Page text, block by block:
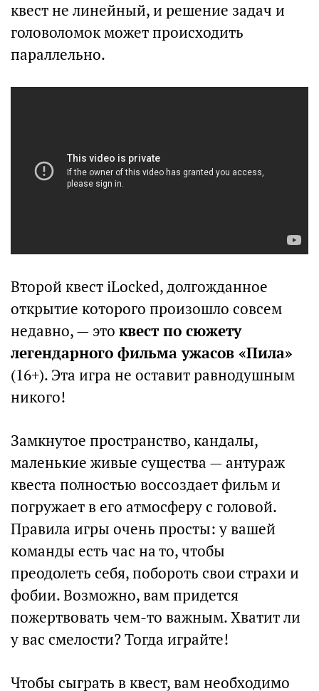
квест не линейный, и решение задач и
головоломок может происходить
параллельно.
Второй квест iLocked, долгожданное
открытие которого произошло совсем
недавно, — это квест по сюжету
легендарного фильма ужасов «Пила»
(16+). Эта игра не оставит равнодушным
никого!
Замкнутое пространство, кандалы,
маленькие живые существа — антураж
квеста полностью воссоздает фильм и
погружает в его атмосферу с головой.
Правила игры очень просты: у вашей
команды есть час на то, чтобы
преодолеть себя, побороть свои страхи и
фобии. Возможно, вам придется
пожертвовать чем-то важным. Хватит ли
у вас смелости? Тогда играйте!
Чтобы сыграть в квест, вам необходимо